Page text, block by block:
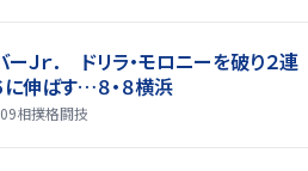
ーＪｒ． ドリラ・モロニーを破り２連
に伸ばす…８・８横浜
相撲格闘技